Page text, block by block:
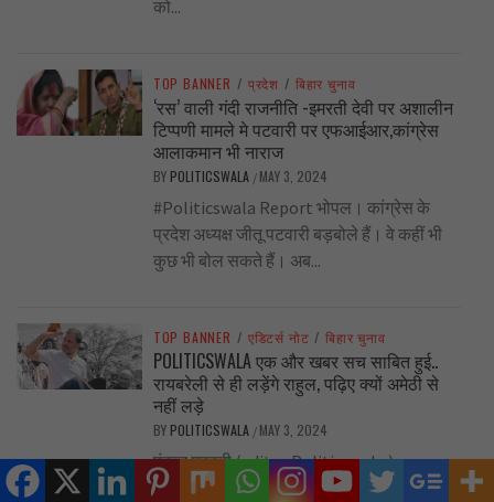
को...
TOP BANNER / प्रदेश / बिहार चुनाव
‘रस’ वाली गंदी राजनीति -इमरती देवी पर अशालीन
टिप्पणी मामले मे पटवारी पर एफआईआर,कांग्रेस
आलाकमान भी नाराज
BY POLITICSWALA / MAY 3, 2024
#Politicswala Report भोपल। कांग्रेस के
प्रदेश अध्यक्ष जीतू पटवारी बड़बोले हैं। वे कहीं भी
कुछ भी बोल सकते हैं। अब...
TOP BANNER / एडिटर्स नोट / बिहार चुनाव
POLITICSWALA एक और खबर सच साबित हुई..
रायबरेली से ही लड़ेंगे राहुल, पढ़िए क्यों अमेठी से
नहीं लड़े
BY POLITICSWALA / MAY 3, 2024
पंकज मुकाती (editor Politicswala )
politicswala ने राजनीतिक खबरों में एक बार फिर